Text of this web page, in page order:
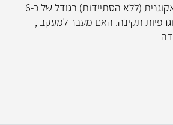
ב US צוואר נצפו בלוטות מגן בגודל ומרקם תקינים למעט קישרית היפואקוגנית (ללא הסתיידות) בגודל של כ-6
אונה שמאלית. בלוטות לימפה 24/20 מ"מ סונוגרפיות תקינה. האם מעבר למעקב ,